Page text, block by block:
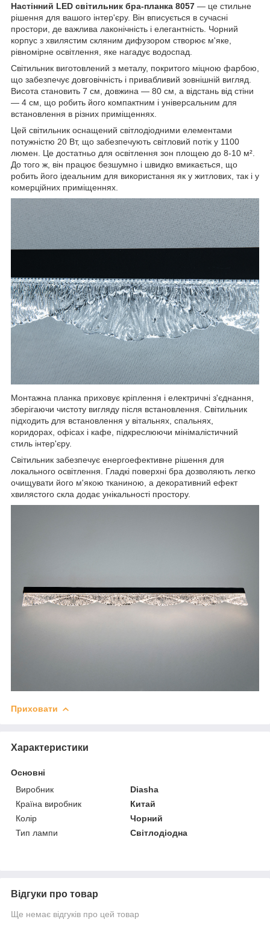
Настінний LED світильник бра-планка 8057 — це стильне
рішення для вашого інтер'єру. Він вписується в сучасні
простори, де важлива лаконічність і елегантність. Чорний
корпус з хвилястим скляним дифузором створює м'яке,
рівномірне освітлення, яке нагадує водоспад.
Світильник виготовлений з металу, покритого міцною фарбою,
що забезпечує довговічність і привабливий зовнішній вигляд.
Висота становить 7 см, довжина — 80 см, а відстань від стіни
— 4 см, що робить його компактним і універсальним для
встановлення в різних приміщеннях.
Цей світильник оснащений світлодіодними елементами
потужністю 20 Вт, що забезпечують світловий потік у 1100
люмен. Це достатньо для освітлення зон площею до 8-10 м².
До того ж, він працює безшумно і швидко вмикається, що
робить його ідеальним для використання як у житлових, так і у
комерційних приміщеннях.
Монтажна планка приховує кріплення і електричні з'єднання,
зберігаючи чистоту вигляду після встановлення. Світильник
підходить для встановлення у вітальнях, спальнях,
коридорах, офісах і кафе, підкреслюючи мінімалістичний
стиль інтер'єру.
Світильник забезпечує енергоефективне рішення для
локального освітлення. Гладкі поверхні бра дозволяють легко
очищувати його м'якою тканиною, а декоративний ефект
хвилястого скла додає унікальності простору.
Приховати
Характеристики
Основні
Виробник
Diasha
Країна виробник
Китай
Колір
Чорний
Тип лампи
Світлодіодна
Відгуки про товар
Ще немає відгуків про цей товар